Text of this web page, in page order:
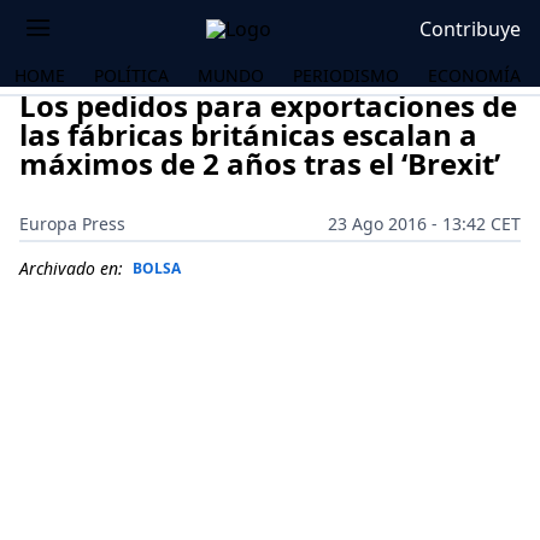
Contribuye
HOME POLÍTICA MUNDO PERIODISMO ECONOMÍA
Los pedidos para exportaciones de
las fábricas británicas escalan a
máximos de 2 años tras el ‘Brexit’
Europa Press
23 Ago 2016 - 13:42 CET
Archivado en: BOLSA